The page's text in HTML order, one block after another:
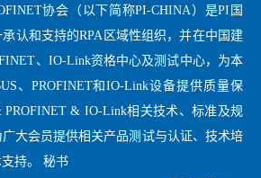
协会（以下简称PI-CHINA）是PI国
认和支持的RPA区域性组织，并在中国建
、IO-Link资格中心及测试中心，为本
、PROFINET和IO-Link设备提供质量保
PROFINET & IO-Link相关技术、标准及规
大会员提供相关产品测试与认证、技术培
持。 秘书